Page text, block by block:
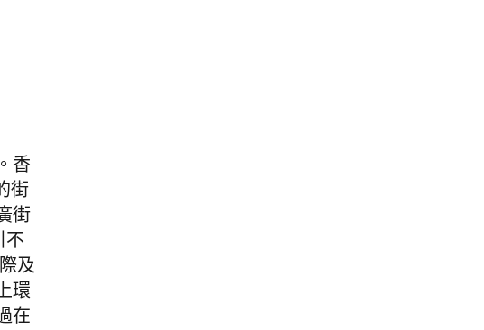
香
街
街
不
及
環
在